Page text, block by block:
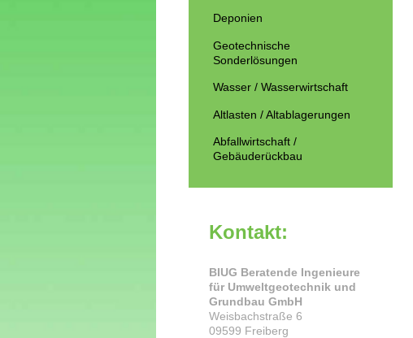
Deponien
Geotechnische
Sonderlösungen
Wasser / Wasserwirtschaft
Altlasten / Altablagerungen
Abfallwirtschaft /
Gebäuderückbau
Kontakt:
BIUG Beratende Ingenieure
für Umweltgeotechnik und
Grundbau GmbH
Weisbachstraße 6
09599 Freiberg